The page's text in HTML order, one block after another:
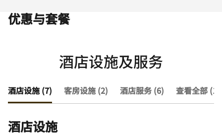
优惠与套餐
酒店设施及服务
酒店设施 (7) 客房设施 (2) 酒店服务 (6) 查看全部
酒店设施